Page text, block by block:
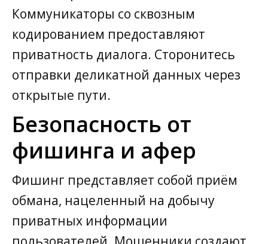
Коммуникаторы со сквозным
кодированием предоставляют
приватность диалога. Сторонитесь
отправки деликатной данных через
открытые пути.
Безопасность от
фишинга и афер
Фишинг представляет собой приём
обмана, нацеленный на добычу
приватных информации